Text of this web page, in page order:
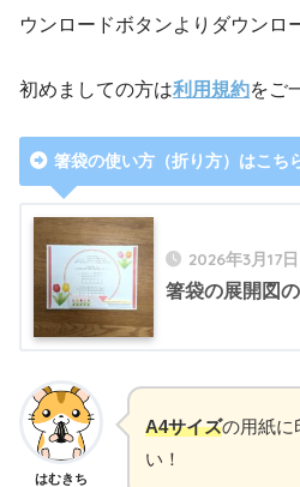
ウンロードボタンよりダウンロ
初めましての方は利用規約をご
箸袋の使い方（折り方）はこち
2026年3月17日
箸袋の展開図
はむきち
A4サイズの用紙に
い！